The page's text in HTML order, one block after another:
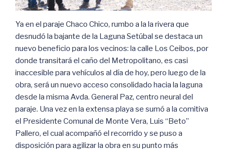
Ya en el paraje Chaco Chico, rumbo a la la rivera que
desnudó la bajante de la Laguna Setúbal se destaca un
nuevo beneficio para los vecinos: la calle Los Ceibos, por
donde transitará el caño del Metropolitano, es casi
inaccesible para vehículos al día de hoy, pero luego de la
obra, será un nuevo acceso consolidado hacia la laguna
desde la misma Avda. General Paz, centro neural del
paraje. Una vez en la extensa playa se sumó a la comitiva
el Presidente Comunal de Monte Vera, Luis “Beto”
Pallero, el cual acompañó el recorrido y se puso a
disposición para agilizar la obra en su punto más